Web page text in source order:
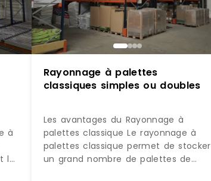
à
Rayonnage à palettes
classiques simples ou doubles
Les avantages du Rayonnage à
palettes classique Le rayonnage à
palettes classique permet de stocker
un grand nombre de palettes de